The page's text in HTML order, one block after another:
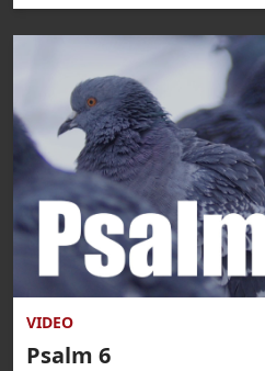
VIDEO
Psalm 6